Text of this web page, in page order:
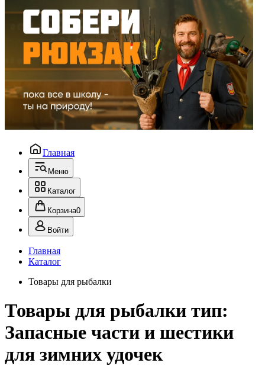
Главная
Меню
Каталог
Корзина0
Войти
Главная
Каталог
Товары для рыбалки
Товары для рыбалки тип:
Запасные части и шестики
для зимних удочек